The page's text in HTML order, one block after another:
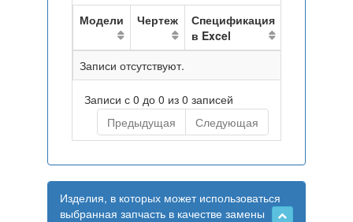
Модели Чертеж
Спецификация
в Excel
Записи отсутствуют.
Записи с 0 до 0 из 0 записей
Предыдущая
Следующая
Изделия, в которых может использоваться
выбранная запчасть в качестве замены